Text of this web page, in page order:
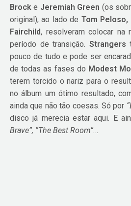
Brock e Jeremiah Green (os
original), ao lado de Tom Peloso,
Fairchild, resolveram colocar na
período de transição. Strangers
pouco de tudo e pode ser
de todas as fases do Modest
terem torcido o nariz para o
no álbum um ótimo resultado,
ainda que não tão coesas. Só por
disco já merecia estar aqui. E
Brave”, “The Best Room”…